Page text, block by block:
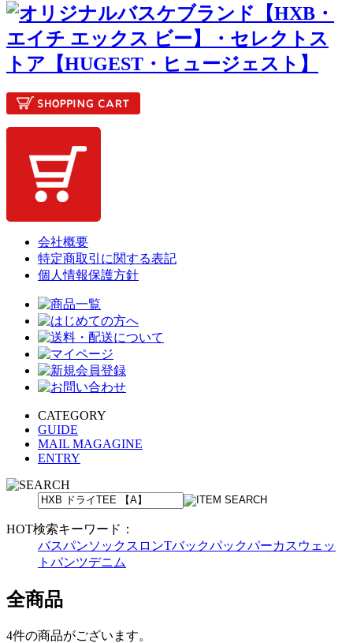
会社概要
特定商取引に関する表記
個人情報保護方針
CATEGORY
GUIDE
MAIL MAGAGINE
ENTRY
HOT検索キーワード：
バスパンソックス ロンTバックパックパーカ スウェッ
トパンツデニム
全商品
4件の商品がございます。